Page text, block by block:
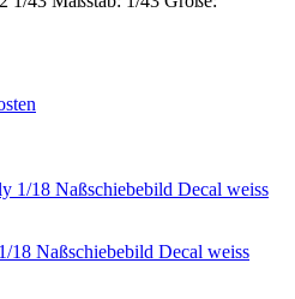
18 Naßschiebebild Decal weiss